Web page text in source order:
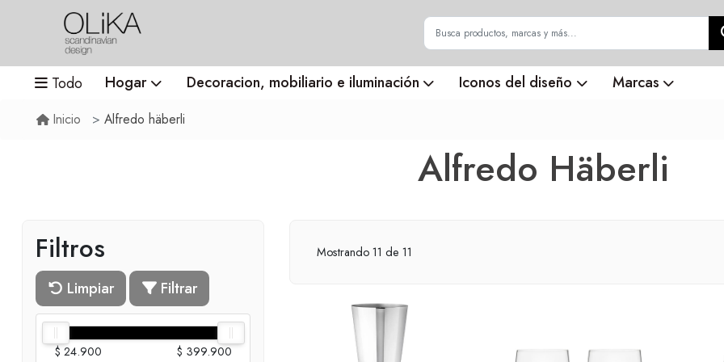
Todo Hogar Decoracion, mobiliario e iluminación Iconos del diseño Marcas
Inicio Alfredo häberli
Alfredo Häberli
Filtros
Limpiar Filtrar
$ 24.900 $ 399.900
Mostrando 11 de 11